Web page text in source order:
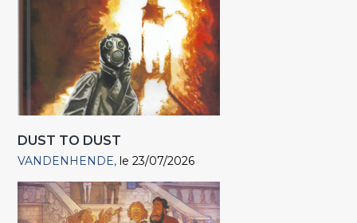
DUST TO DUST
VANDENHENDE le 23/07/2026